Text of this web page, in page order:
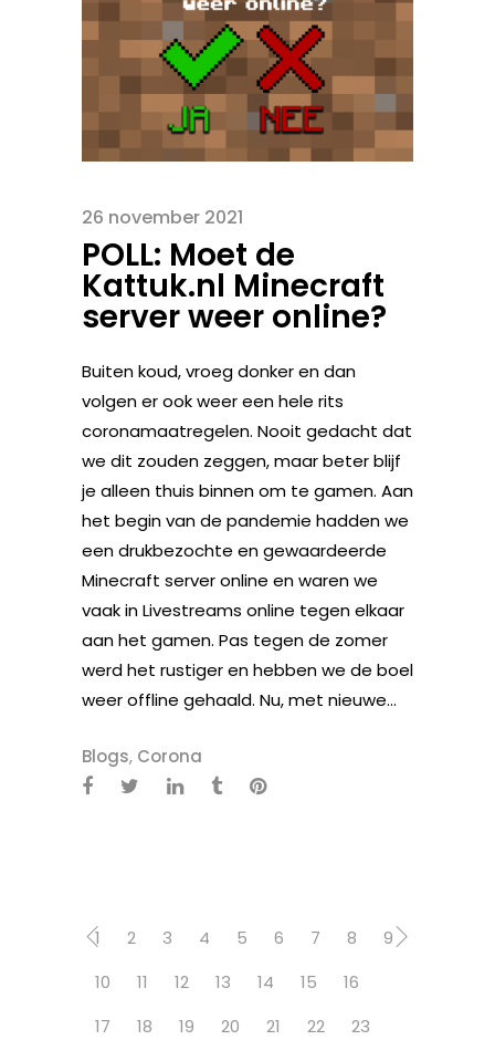
26 november 2021
POLL: Moet de
Kattuk.nl Minecraft
server weer online?
Buiten koud, vroeg donker en dan
volgen er ook weer een hele rits
coronamaatregelen. Nooit gedacht dat
we dit zouden zeggen, maar beter blijf
je alleen thuis binnen om te gamen. Aan
het begin van de pandemie hadden we
een drukbezochte en gewaardeerde
Minecraft server online en waren we
vaak in Livestreams online tegen elkaar
aan het gamen. Pas tegen de zomer
werd het rustiger en hebben we de boel
weer offline gehaald. Nu, met nieuwe...
Blogs, Corona
1 2 3 4 5 6 7 8
9
10
11 12 13 14 15
16
17
18 19 20 21 22
23